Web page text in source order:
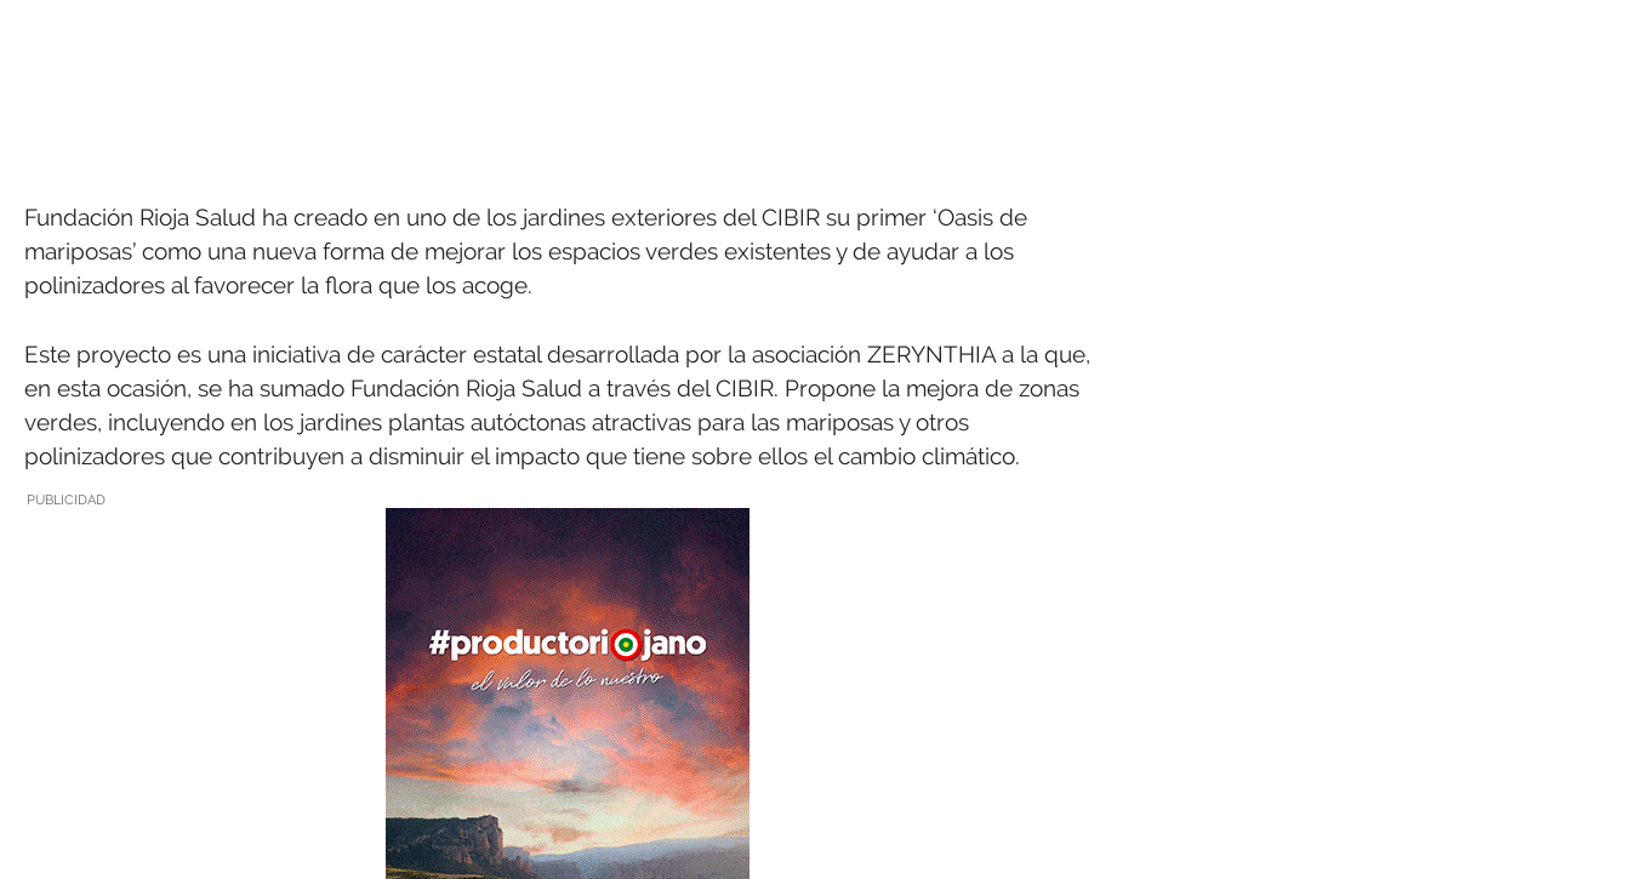
Fundación Rioja Salud ha creado en uno de los jardines exteriores del CIBIR su primer ‘Oasis de
mariposas’ como una nueva forma de mejorar los espacios verdes existentes y de ayudar a los
polinizadores al favorecer la flora que los acoge.
Este proyecto es una iniciativa de carácter estatal desarrollada por la asociación ZERYNTHIA a la que,
en esta ocasión, se ha sumado Fundación Rioja Salud a través del CIBIR. Propone la mejora de zonas
verdes, incluyendo en los jardines plantas autóctonas atractivas para las mariposas y otros
polinizadores que contribuyen a disminuir el impacto que tiene sobre ellos el cambio climático.
PUBLICIDAD